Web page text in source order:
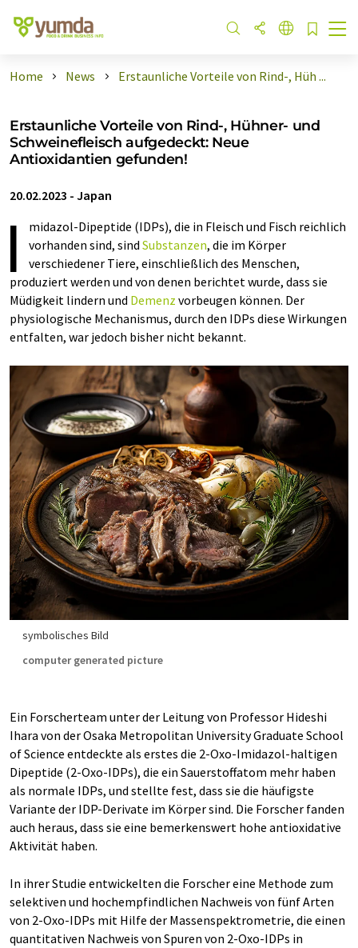
Home News Erstaunliche Vorteile von Rind-, Hüh ...
Erstaunliche Vorteile von Rind-, Hühner- und
Schweinefleisch aufgedeckt: Neue
Antioxidantien gefunden!
20.02.2023 - Japan
I
midazol-Dipeptide (IDPs), die in Fleisch und Fisch reichlich
vorhanden sind, sind Substanzen, die im Körper
verschiedener Tiere, einschließlich des Menschen,
produziert werden und von denen berichtet wurde, dass sie
Müdigkeit lindern und Demenz vorbeugen können. Der
physiologische Mechanismus, durch den IDPs diese Wirkungen
entfalten, war jedoch bisher nicht bekannt.
symbolisches Bild
computer generated picture
Ein Forscherteam unter der Leitung von Professor Hideshi
Ihara von der Osaka Metropolitan University Graduate School
of Science entdeckte als erstes die 2-Oxo-Imidazol-haltigen
Dipeptide (2-Oxo-IDPs), die ein Sauerstoffatom mehr haben
als normale IDPs, und stellte fest, dass sie die häufigste
Variante der IDP-Derivate im Körper sind. Die Forscher fanden
auch heraus, dass sie eine bemerkenswert hohe antioxidative
Aktivität haben.
In ihrer Studie entwickelten die Forscher eine Methode zum
selektiven und hochempfindlichen Nachweis von fünf Arten
von 2-Oxo-IDPs mit Hilfe der Massenspektrometrie, die einen
quantitativen Nachweis von Spuren von 2-Oxo-IDPs in